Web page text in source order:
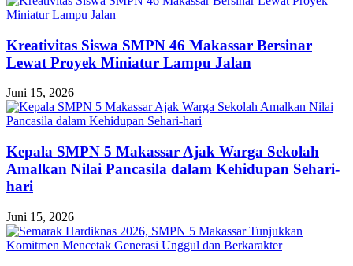
Kreativitas Siswa SMPN 46 Makassar Bersinar
Lewat Proyek Miniatur Lampu Jalan
Juni 15, 2026
Kepala SMPN 5 Makassar Ajak Warga Sekolah
Amalkan Nilai Pancasila dalam Kehidupan Sehari-
hari
Juni 15, 2026